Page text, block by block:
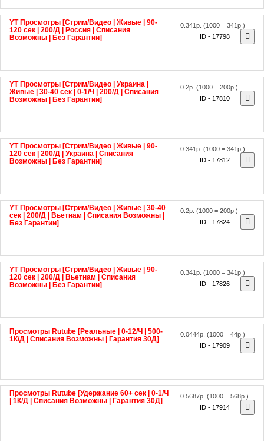
YT Просмотры [Стрим/Видео | Живые | 90-
120 сек | 200/Д | Россия | Списания
Возможны | Без Гарантии]
0.341р.(1000 = 341р.)
ID - 17798
YT Просмотры [Стрим/Видео | Украина |
Живые | 30-40 сек | 0-1/Ч | 200/Д | Списания
Возможны | Без Гарантии]
0.2р.(1000 = 200р.)
ID - 17810
YT Просмотры [Стрим/Видео | Живые | 90-
120 сек | 200/Д | Украина | Списания
Возможны | Без Гарантии]
0.341р.(1000 = 341р.)
ID - 17812
YT Просмотры [Стрим/Видео | Живые | 30-40
сек | 200/Д | Вьетнам | Списания Возможны |
Без Гарантии]
0.2р.(1000 = 200р.)
ID - 17824
YT Просмотры [Стрим/Видео | Живые | 90-
120 сек | 200/Д | Вьетнам | Списания
Возможны | Без Гарантии]
0.341р.(1000 = 341р.)
ID - 17826
Просмотры Rutube [Реальные | 0-12/Ч | 500-
1К/Д | Списания Возможны | Гарантия 30Д]
0.0444р.(1000 = 44р.)
ID - 17909
Просмотры Rutube [Удержание 60+ сек | 0-1/Ч
| 1К/Д | Списания Возможны | Гарантия 30Д]
0.5687р.(1000 = 568р.)
ID - 17914